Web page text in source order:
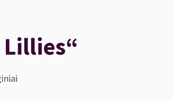
Lillies“